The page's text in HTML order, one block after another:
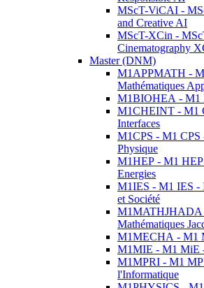
MScT-ViCAI -
and Creative AI
MScT-XCin -
Cinematography
Master (DNM)
M1APPMATH -
Mathématiques
M1BIOHEA - M1
M1CHEINT - M1
Interfaces
M1CPS - M1 CPS
Physique
M1HEP - M1 HEP
Energies
M1IES - M1 IES -
et Société
M1MATHJHADA
Mathématiques
M1MECHA - M1
M1MIE - M1 MiE
M1MPRI - M1
l'Informatique